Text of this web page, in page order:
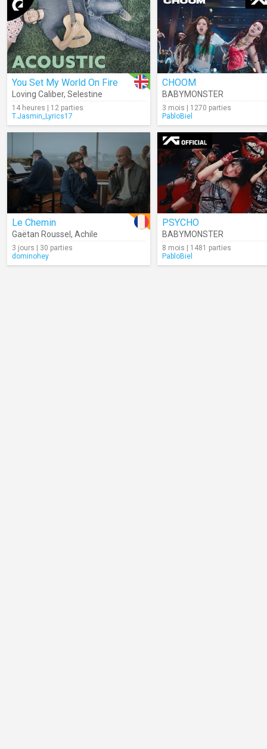
You Set My World On Fire
Loving Caliber, Selestine
14 heures | 12 parties
T.Jasmin_Lyrics17
CHOOM
BABYMONSTER
3 mois | 1270 parties
PabloBiel
Le Chemin
Gaëtan Roussel , Achile
3 jours | 30 parties
dominohey
PSYCHO
BABYMONSTER
8 mois | 1481 parties
PabloBiel